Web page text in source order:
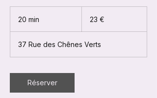
20 min
i
n
23 €
37 Rue des Chênes Verts
Réserver